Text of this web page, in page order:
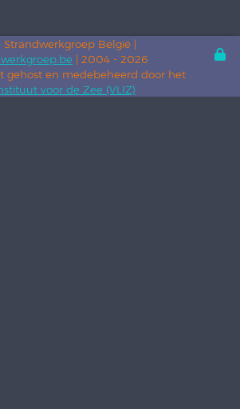
Strandwerkgroep België |
| 2004 - 2026
gehost en medebeheerd door het
voor de Zee (VLIZ)